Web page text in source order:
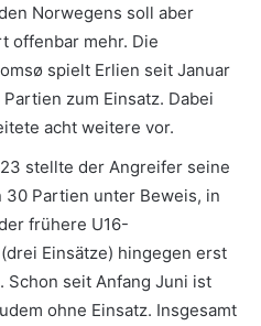
Norwegens soll aber
offenbar mehr. Die
spielt Erlien seit Januar
zum Einsatz. Dabei
acht weitere vor.
stellte der Angreifer seine
30 Partien unter Beweis, in
frühere U16-
Einsätze) hingegen erst
Schon seit Anfang Juni ist
ohne Einsatz. Insgesamt